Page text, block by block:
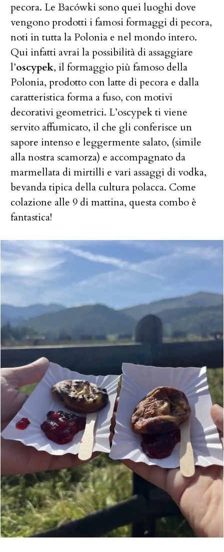
pecora. Le Bacówki sono quei luoghi dove
vengono prodotti i famosi formaggi di pecora,
noti in tutta la Polonia e nel mondo intero.
Qui infatti avrai la possibilità di assaggiare
l’oscypek, il formaggio più famoso della
Polonia, prodotto con latte di pecora e dalla
caratteristica forma a fuso, con motivi
decorativi geometrici. L’oscypek ti viene
servito affumicato, il che gli conferisce un
sapore intenso e leggermente salato, (simile
alla nostra scamorza) e accompagnato da
marmellata di mirtilli e vari assaggi di vodka,
bevanda tipica della cultura polacca. Come
colazione alle 9 di mattina, questa combo è
fantastica!